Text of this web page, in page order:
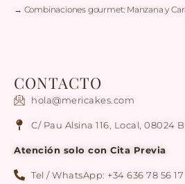
→ Combinaciones gourmet: Manzana y
CONTACTO
hola@mericakes.com
C/ Pau Alsina 116, Local, 08024
Atención solo con Cita Previa
Tel / WhatsApp: +34 636 78 56 17